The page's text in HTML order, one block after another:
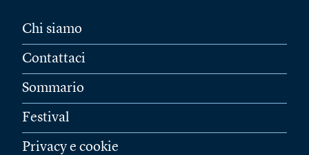
Chi siamo
Contattaci
Sommario
Festival
Privacy e cookie